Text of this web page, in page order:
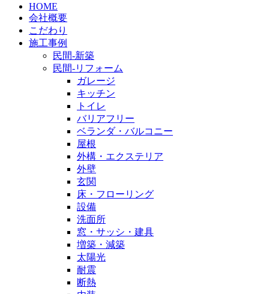
HOME
会社概要
こだわり
施工事例
民間-新築
民間-リフォーム
ガレージ
キッチン
トイレ
バリアフリー
ベランダ・バルコニー
屋根
外構・エクステリア
外壁
玄関
床・フローリング
設備
洗面所
窓・サッシ・建具
増築・減築
太陽光
耐震
断熱